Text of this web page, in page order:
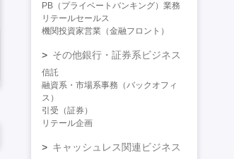
PB（プライベートバンキング）業務
リテールセールス
機関投資家営業（金融フロント）
その他銀行・証券系ビジネス
信託
融資系・市場系事務（バックオフィ
ス）
引受（証券）
リテール企画
キャッシュレス関連ビジネス